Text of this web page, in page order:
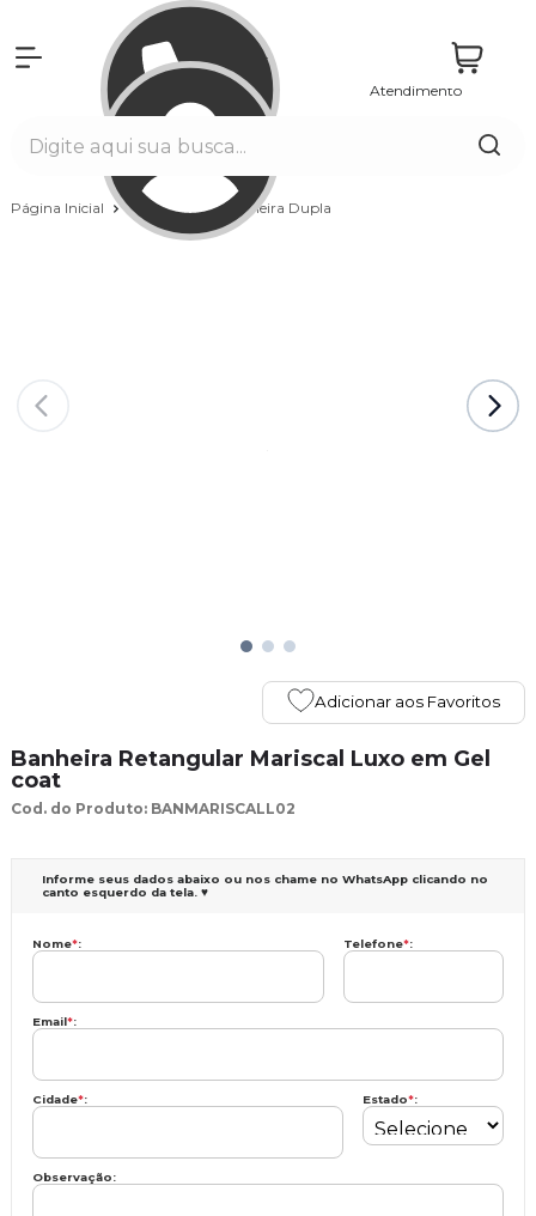
Atendimento
Página Inicial Banheiras Banheira Dupla
Adicionar aos Favoritos
Banheira Retangular Mariscal Luxo em Gel
coat
Cod. do Produto: BANMARISCALL02
Informe seus dados abaixo ou nos chame no WhatsApp clicando no
canto esquerdo da tela. ♥
Nome*: Telefone*:
Email*:
Cidade*: Estado*:
Observação: